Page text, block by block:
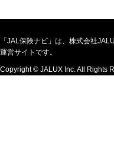
「JAL保険ナビ」は、株式会社
運営サイトです。
Copyright © JALUX Inc. All Rights